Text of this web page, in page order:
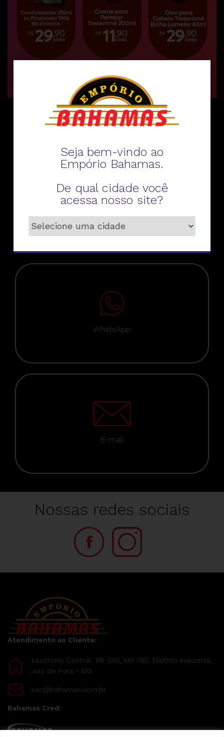
Telefone
WhatsApp
E-mail
Nossas redes sociais
Atendimento ao Cliente:
Escritório Central: BR 040, KM 780, Distrito Industrial,
Juiz de Fora - MG
sac@bahamas.com.br
Bahamas Cred:
Seja bem-vindo ao
Empório Bahamas.
De qual cidade você
acessa nosso site?